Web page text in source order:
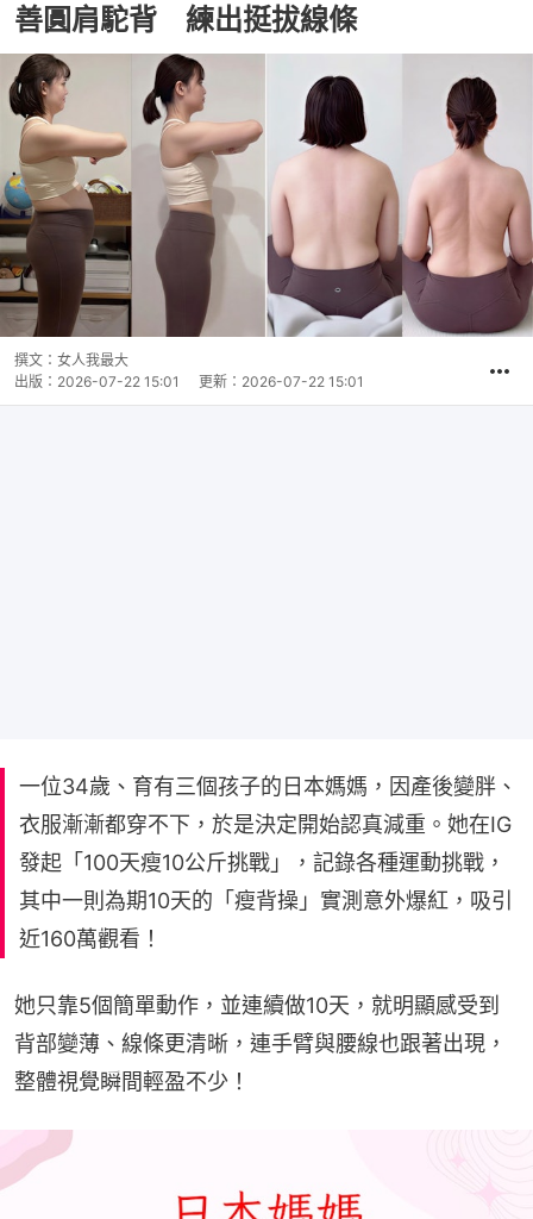
善圓肩駝背 練出挺拔線條
撰文： 女人我最大
出版： 2026-07-22 15:01 更新： 2026-07-22 15:01
一位34歲、育有三個孩子的日本媽媽，因產後變胖、
衣服漸漸都穿不下，於是決定開始認真減重。她在IG
發起「100天瘦10公斤挑戰」，記錄各種運動挑戰，
其中一則為期10天的「瘦背操」實測意外爆紅，吸引
近160萬觀看！
她只靠5個簡單動作，並連續做10天，就明顯感受到
背部變薄、線條更清晰，連手臂與腰線也跟著出現，
整體視覺瞬間輕盈不少！